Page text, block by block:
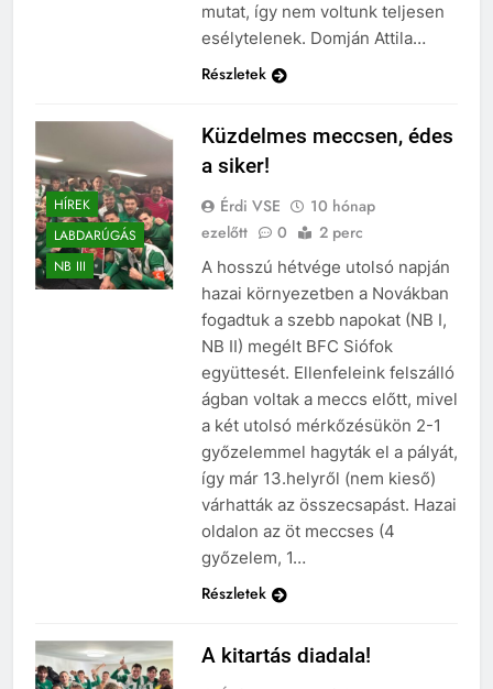
mutat, így nem voltunk teljesen
esélytelenek. Domján Attila…
Részletek
HÍREK
LABDARÚGÁS
NB III
Küzdelmes meccsen, édes
a siker!
Érdi VSE
10 hónap
ezelőtt
0 2 perc
A hosszú hétvége utolsó napján
hazai környezetben a Novákban
fogadtuk a szebb napokat (NB I,
NB II) megélt BFC Siófok
együttesét. Ellenfeleink felszálló
ágban voltak a meccs előtt, mivel
a két utolsó mérkőzésükön 2-1
győzelemmel hagyták el a pályát,
így már 13.helyről (nem kieső)
várhatták az összecsapást. Hazai
oldalon az öt meccses (4
győzelem, 1…
Részletek
A kitartás diadala!